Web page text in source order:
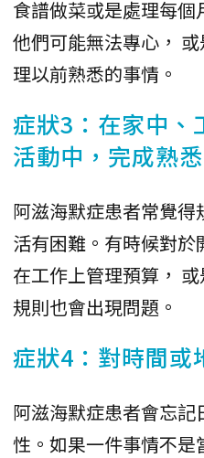
食譜做菜或是處理每個
他們可能無法專心，
理以前熟悉的事情。
症狀3：在家中、
活動中，完成熟
阿滋海默症患者常覺
活有困難。有時候對於
在工作上管理預算，
規則也會出現問題。
症狀4：對時間或
阿滋海默症患者會忘
性。如果一件事情不